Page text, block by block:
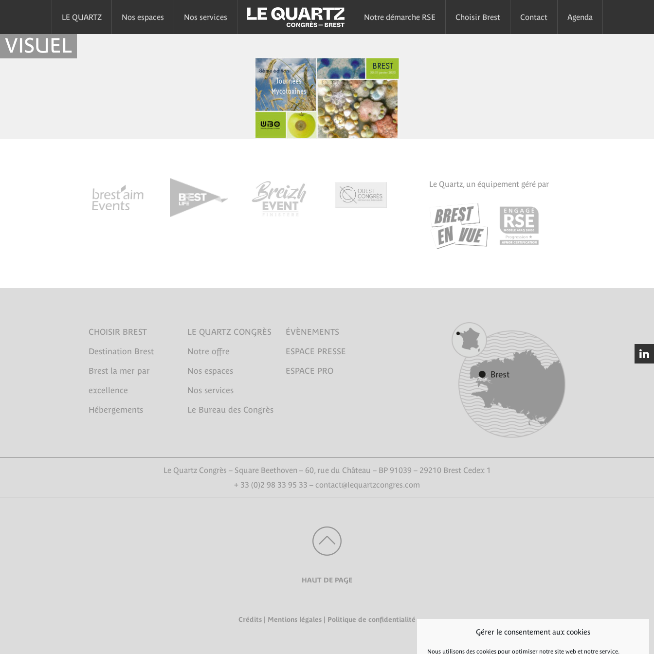
Gérer le consentement aux cookies
Nous utilisons des cookies pour optimiser notre site web et notre service.
LE QUARTZ Nos espaces Nos services Notre démarche RSE Choisir Brest Contact Agenda
VISUEL
Le Quartz, un équipement géré par
CHOISIR BREST
Destination Brest
Brest la mer par
excellence
Hébergements
LE QUARTZ CONGRÈS
Notre offre
Nos espaces
Nos services
Le Bureau des Congrès
ÉVÈNEMENTS
ESPACE PRESSE
ESPACE PRO
Le Quartz Congrès – Square Beethoven – 60, rue du Château – BP 91039 – 29210 Brest Cedex 1
+ 33 (0)2 98 33 95 33 – contact@lequartzcongres.com
HAUT DE PAGE
Crédits Mentions légales Politique de confidentialité